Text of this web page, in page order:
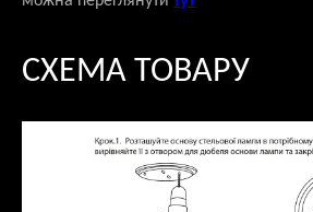
СХЕМА ТОВАРУ